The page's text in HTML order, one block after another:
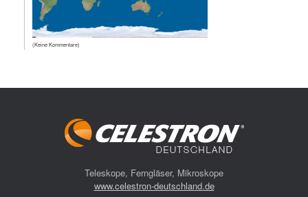
(Keine Kommentare)
Teleskope, Ferngläser, Mikroskope
www.celestron-deutschland.de